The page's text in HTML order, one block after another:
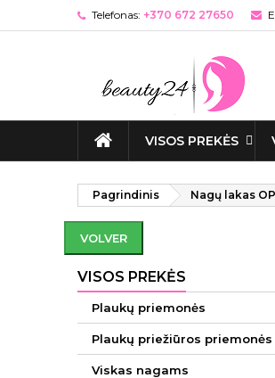
Telefonas: +370 672 27650
VISOS PREKĖS
Pagrindinis Nagų lakas
VOLVER
VISOS PREKĖS
Plaukų priemonės
Plaukų priežiūros priemonės
Viskas nagams